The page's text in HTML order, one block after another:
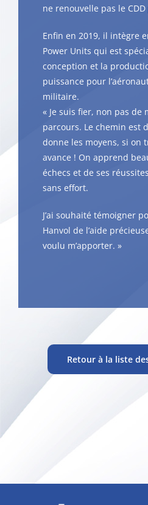
ne renouvelle pas le
Enfin en 2019, il intègre
Power Units qui est
conception et la
puissance pour
militaire.
« Je suis fier, non pas de
parcours. Le chemin est
donne les moyens, si on
avance ! On apprend
échecs et de ses
sans effort.
J’ai souhaité témoigner
Hanvol de l’aide
voulu m’apporter. »
Retour à la liste